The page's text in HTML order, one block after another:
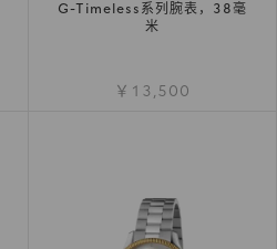
G-Timeless系列腕表，38毫
米
￥13,500